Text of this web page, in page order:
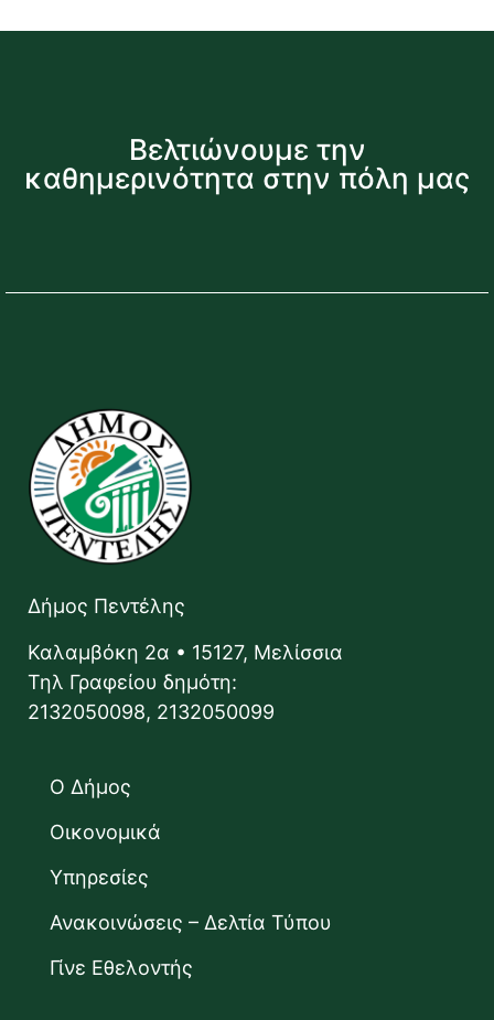
Βελτιώνουμε την
καθημερινότητα στην πόλη μας
Δήμος Πεντέλης
Καλαμβόκη 2α • 15127, Μελίσσια
Τηλ Γραφείου δημότη:
2132050098, 2132050099
Ο Δήμος
Οικονομικά
Υπηρεσίες
Ανακοινώσεις – Δελτία Τύπου
Γίνε Εθελοντής